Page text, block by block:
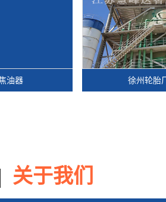
徐州轮胎厂电捕
关于我们